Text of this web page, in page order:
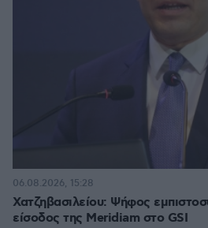
Χατζηβασιλείου: Ψήφος
είσοδος της Meridiam στο GSI
06.08.2026, 15:28